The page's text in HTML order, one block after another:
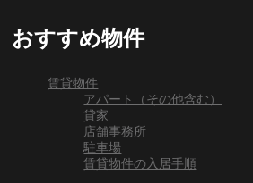
おすすめ物件
賃貸物件
アパート（その他含む）
貸家
店舗事務所
駐車場
賃貸物件の入居手順